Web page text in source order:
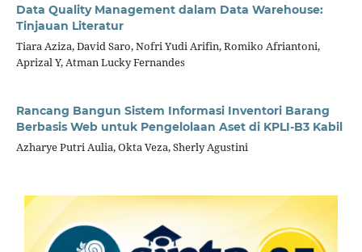
Data Quality Management dalam Data Warehouse:
Tinjauan Literatur
Tiara Aziza, David Saro, Nofri Yudi Arifin, Romiko Afriantoni,
Aprizal Y, Atman Lucky Fernandes
Rancang Bangun Sistem Informasi Inventori Barang
Berbasis Web untuk Pengelolaan Aset di KPLI-B3 Kabil
Azharye Putri Aulia, Okta Veza, Sherly Agustini